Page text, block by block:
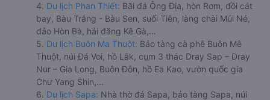
4. Du lịch Phan Thiết: Bãi đá Ông Địa, hòn Rơm, đồi cát
bay, Bàu Trắng - Bàu Sen, suối Tiên, làng chài Mũi Né,
đảo Hòn Bà, hải đăng Kê Gà,...
5. Du lịch Buôn Ma Thuột: Bảo tàng cà phê Buôn Mê
Thuột, núi Đá Voi, hồ Lắk, cụm 3 thác Dray Sap – Dray
Nur – Gia Long, Buôn Đôn, hồ Ea Kao, vườn quốc gia
Chư Yang Shin,...
6. Du lịch Sapa: Nhà thờ đá Sapa, bảo tàng Sapa, núi